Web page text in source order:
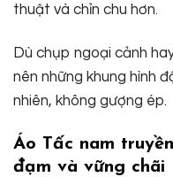
thuật và chỉn chu hơn.
Dù chụp ngoại cảnh
nên những khung hình
nhiên, không gượng ép.
Áo Tấc nam
đạm và vững chãi